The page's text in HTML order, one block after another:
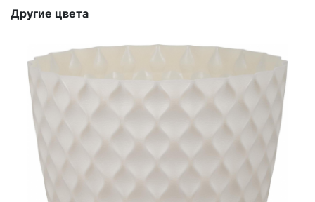
Другие цвета